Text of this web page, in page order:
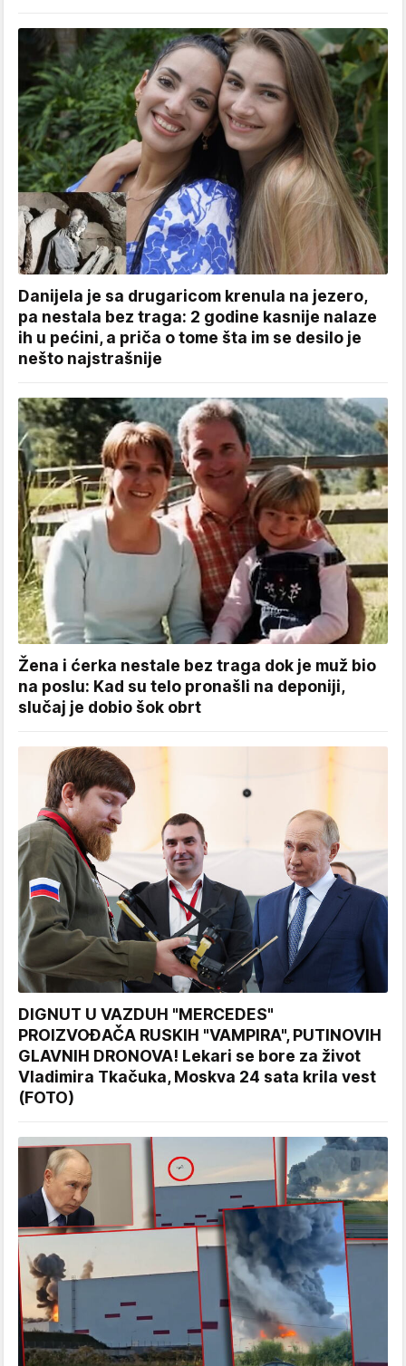
Danijela je sa drugaricom krenula na jezero,
pa nestala bez traga: 2 godine kasnije nalaze
ih u pećini, a priča o tome šta im se desilo je
nešto najstrašnije
Žena i ćerka nestale bez traga dok je muž bio
na poslu: Kad su telo pronašli na deponiji,
slučaj je dobio šok obrt
DIGNUT U VAZDUH "MERCEDES"
PROIZVOĐAČA RUSKIH "VAMPIRA", PUTINOVIH
GLAVNIH DRONOVA! Lekari se bore za život
Vladimira Tkačuka, Moskva 24 sata krila vest
(FOTO)